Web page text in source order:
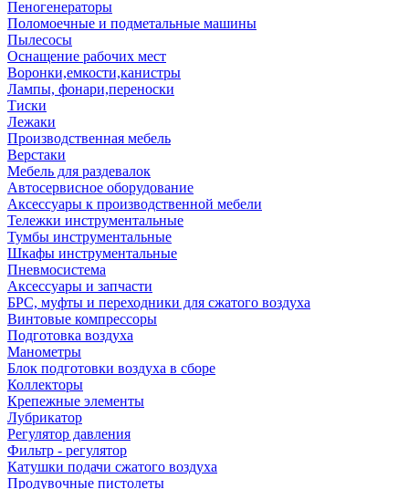
Пеногенераторы
Поломоечные и подметальные машины
Пылесосы
Оснащение рабочих мест
Воронки,емкости,канистры
Лампы, фонари,переноски
Тиски
Лежаки
Производственная мебель
Верстаки
Мебель для раздевалок
Автосервисное оборудование
Аксессуары к производственной мебели
Тележки инструментальные
Тумбы инструментальные
Шкафы инструментальные
Пневмосистема
Аксессуары и запчасти
БРС, муфты и переходники для сжатого воздуха
Винтовые компрессоры
Подготовка воздуха
Манометры
Блок подготовки воздуха в сборе
Коллекторы
Крепежные элементы
Лубрикатор
Регулятор давления
Фильтр - регулятор
Катушки подачи сжатого воздуха
Продувочные пистолеты